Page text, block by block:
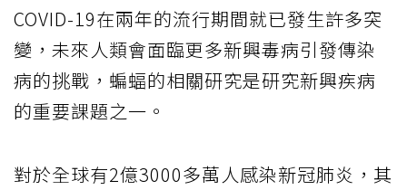
COVID-19在兩年的流行期間就已發生許多突
變，未來人類會面臨更多新興毒病引發傳染
病的挑戰，蝙蝠的相關研究是研究新興疾病
的重要課題之一。
對於全球有2億3000多萬人感染新冠肺炎，其